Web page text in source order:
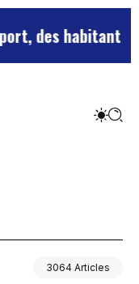
des habitants
3064 Articles